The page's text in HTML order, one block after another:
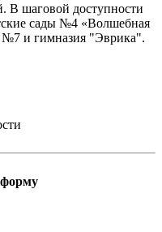
В шаговой доступности
сады №4 «Волшебная
и гимназия "Эврика".
форму